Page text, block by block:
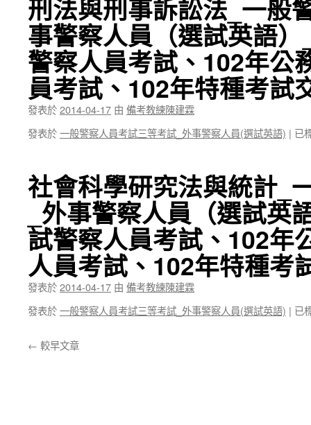
刑法與刑事訴訟法_一般
事警察人員（選試英語
警察人員考試、102年公
員考試、102年特種考試
發表於2014-04-17 由 備考教練陳建霖
發表於一般警察人員考試三等考試_外事警察人員(選試英語) | 已
社會科學研究法與統計_
_外事警察人員（選試
試警察人員考試、102年
人員考試、102年特種考
發表於2014-04-17 由 備考教練陳建霖
發表於一般警察人員考試三等考試_外事警察人員(選試英語) | 已
← 較早文章